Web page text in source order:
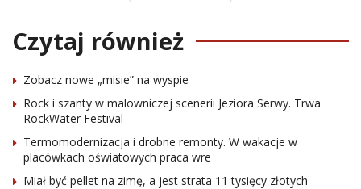
Czytaj również
Zobacz nowe „misie” na wyspie
Rock i szanty w malowniczej scenerii Jeziora Serwy. Trwa
RockWater Festival
Termomodernizacja i drobne remonty. W wakacje w
placówkach oświatowych praca wre
Miał być pellet na zimę, a jest strata 11 tysięcy złotych